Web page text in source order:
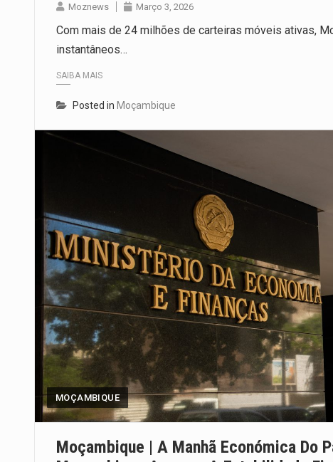
Moznews Março 3, 2026
Com mais de 24 milhões de carteiras móveis ativas,
instantâneos…
SAIBA MAIS
Posted in Moçambique
MOÇAMBIQUE
Moçambique | A Manhã Económica Do